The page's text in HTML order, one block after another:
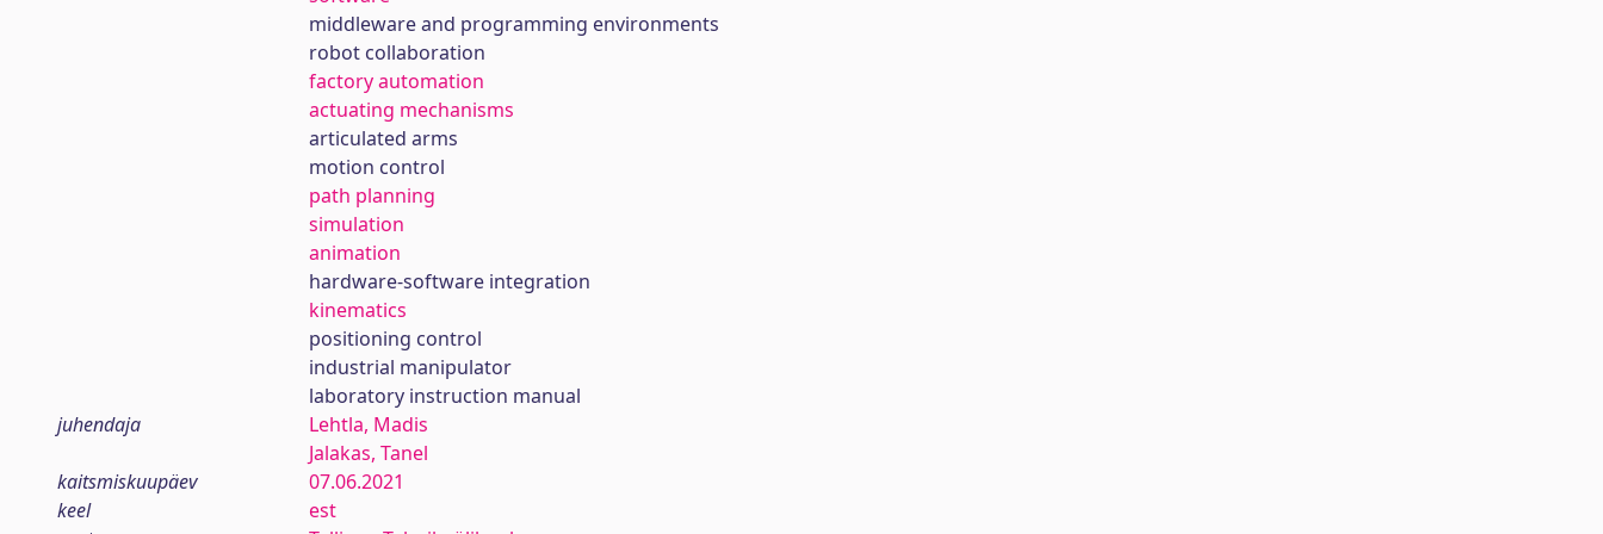
middleware and programming environments
robot collaboration
factory automation
actuating mechanisms
articulated arms
motion control
path planning
simulation
animation
hardware-software integration
kinematics
positioning control
industrial manipulator
laboratory instruction manual
juhendaja
Lehtla, Madis
Jalakas, Tanel
kaitsmiskuupäev
07.06.2021
keel
est